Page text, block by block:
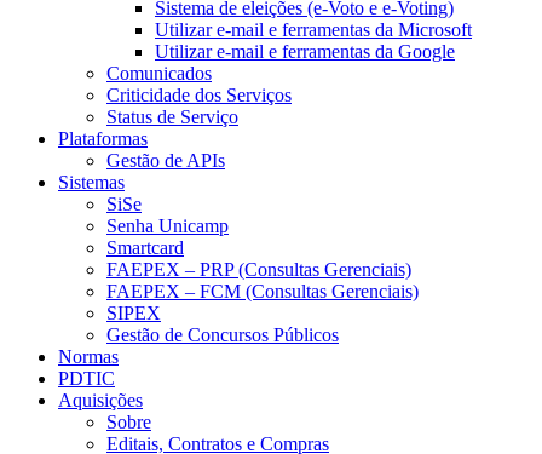
Sistema de eleições (e-Voto e e-Voting)
Utilizar e-mail e ferramentas da Microsoft
Utilizar e-mail e ferramentas da Google
Comunicados
Criticidade dos Serviços
Status de Serviço
Plataformas
Gestão de APIs
Sistemas
SiSe
Senha Unicamp
Smartcard
FAEPEX – PRP (Consultas Gerenciais)
FAEPEX – FCM (Consultas Gerenciais)
SIPEX
Gestão de Concursos Públicos
Normas
PDTIC
Aquisições
Sobre
Editais, Contratos e Compras